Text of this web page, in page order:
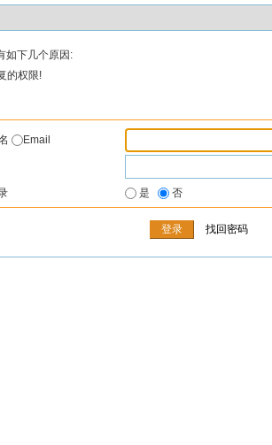
如下几个原因:
的权限!
Email
是 否
找回密码